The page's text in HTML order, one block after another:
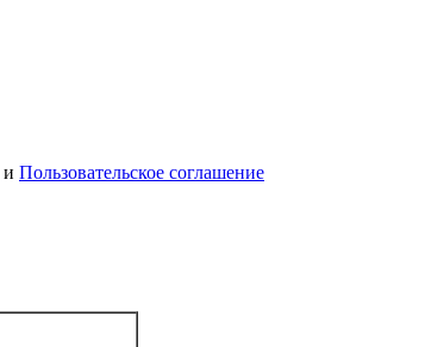
и Пользовательское соглашение